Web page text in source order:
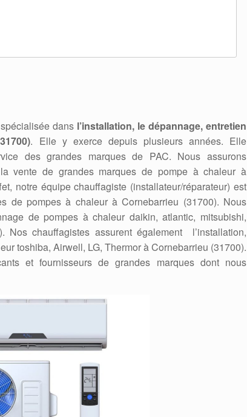
dans l’installation, le dépannage, entretien
. Elle y exerce depuis plusieurs années. Elle
des grandes marques de PAC. Nous assurons
vente de grandes marques de pompe à chaleur à
notre équipe chauffagiste (installateur/réparateur) est
de pompes à chaleur à Cornebarrieu (31700). Nous
de pompes à chaleur daikin, atlantic, mitsubishi,
Nos chauffagistes assurent également l’installation,
toshiba, Airwell, LG, Thermor à Cornebarrieu (31700).
et fournisseurs de grandes marques dont nous